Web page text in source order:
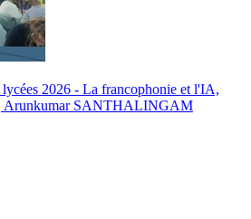
2026 - La francophonie et l'IA,
Arunkumar SANTHALINGAM